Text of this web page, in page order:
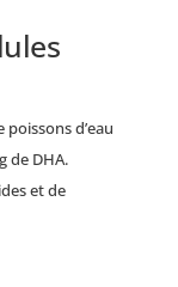
poissons d’eau
de DHA.
et de